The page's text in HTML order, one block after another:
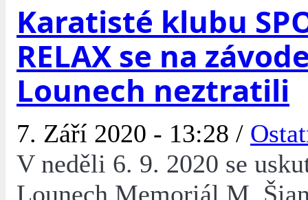
Karatisté klubu
RELAX se na
Lounech neztratili
7. Září 2020 - 13:28 /
V neděli 6. 9. 2020 se
Lounech Memoriál M.